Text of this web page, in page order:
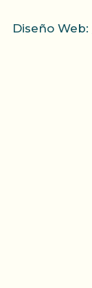
Diseño Web: